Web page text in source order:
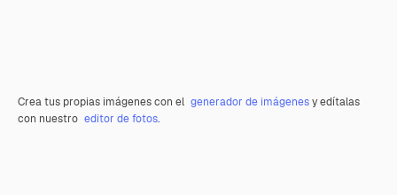
Crea tus propias imágenes con el generador de imágenesy edítalas
con nuestro editor de fotos.